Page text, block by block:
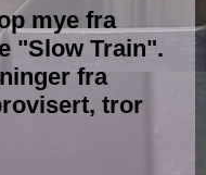
mye fra
"Slow Train".
fra
tror